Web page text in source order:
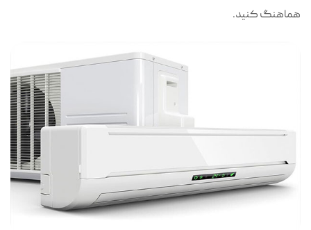
هماهنگ کنید.